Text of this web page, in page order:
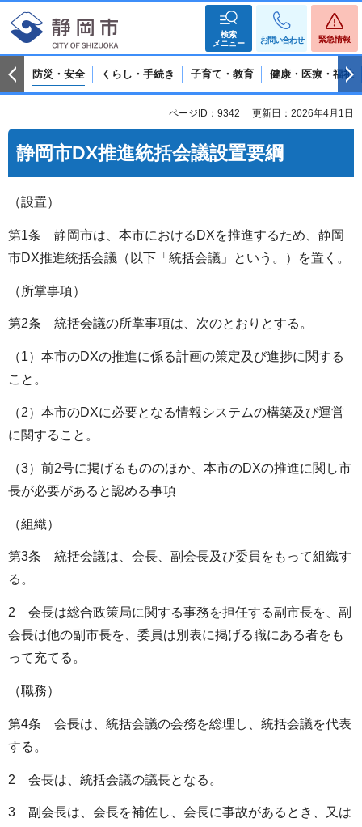
検索
メニュー
お問い合わせ 緊急情報
防災・安全 くらし・手続き 子育て・教育 健康・医療・福祉
ページID：9342 更新日：2026年4月1日
静岡市DX推進統括会議設置要綱
（設置）
第1条 静岡市は、本市におけるDXを推進するため、静岡
市DX推進統括会議（以下「統括会議」という。）を置く。
（所掌事項）
第2条 統括会議の所掌事項は、次のとおりとする。
（1）本市のDXの推進に係る計画の策定及び進捗に関する
こと。
（2）本市のDXに必要となる情報システムの構築及び運営
に関すること。
（3）前2号に掲げるもののほか、本市のDXの推進に関し市
長が必要があると認める事項
（組織）
第3条 統括会議は、会長、副会長及び委員をもって組織す
る。
2 会長は総合政策局に関する事務を担任する副市長を、副
会長は他の副市長を、委員は別表に掲げる職にある者をも
って充てる。
（職務）
第4条 会長は、統括会議の会務を総理し、統括会議を代表
する。
2 会長は、統括会議の議長となる。
3 副会長は、会長を補佐し、会長に事故があるとき、又は